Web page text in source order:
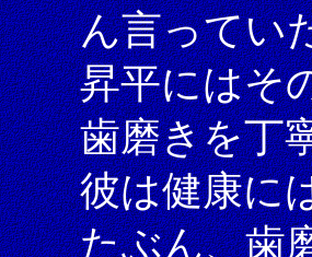
ん言ってい
昇平にはそ
歯磨きを丁
彼は健康に
たぶん、歯